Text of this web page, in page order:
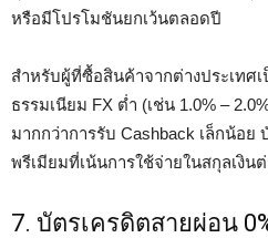
หรือมีโปรโมชันยกเว้นตลอดปี
สำหรับผู้ที่ซื้อสินค้าจากต่างประเทศ
ธรรมเนียม FX ต่ำ (เช่น 1.0% –
มากกว่าการรับ Cashback เล็กน้อ
พรีเมียมที่เน้นการใช้จ่ายในสกุลเงิน
7. บัตรเครดิตสายผ่อน